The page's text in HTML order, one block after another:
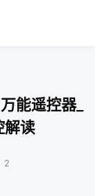
能遥控器_
解读
2